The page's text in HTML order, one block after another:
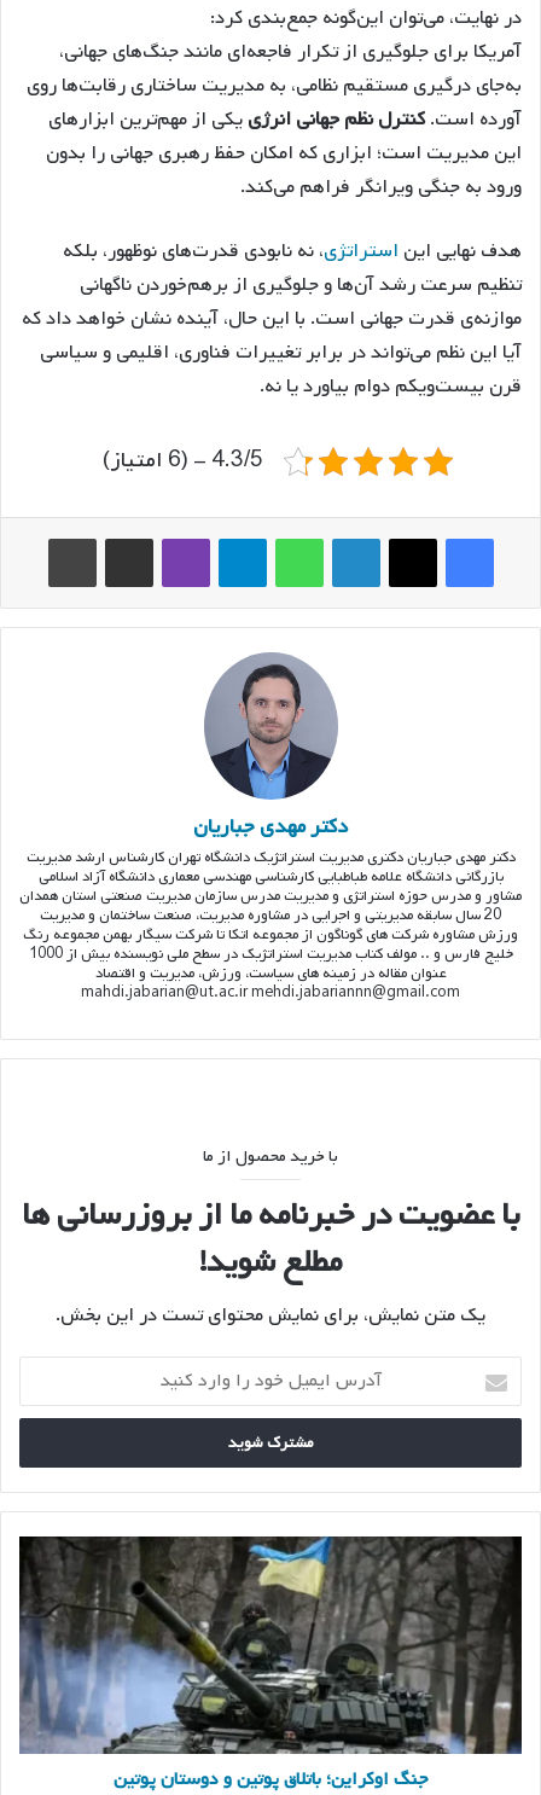
در نهایت، می‌توان این‌گونه جمع‌بندی کرد:
آمریکا برای جلوگیری از تکرار فاجعه‌ای مانند جنگ‌های جهانی،
به‌جای درگیری مستقیم نظامی، به مدیریت ساختاری رقابت‌ها روی
آورده است.کنترل نظم جهانی انرژییکی از مهم‌ترین ابزارهای
این مدیریت است؛ ابزاری که امکان حفظ رهبری جهانی را بدون
ورود به جنگی ویرانگر فراهم می‌کند.
هدف نهایی این استراتژی، نه نابودی قدرت‌های نوظهور، بلکه
تنظیم سرعت رشد آن‌ها و جلوگیری از برهم‌خوردن ناگهانی
موازنه‌ی قدرت جهانی است. با این حال، آینده نشان خواهد داد که
آیا این نظم می‌تواند در برابر تغییرات فناوری، اقلیمی و سیاسی
قرن بیست‌ویکم دوام بیاورد یا نه.
4.3/5 - (6 امتیاز)
فیس بوک ایکس لینکدین واتس آپ تلگرام وایبر اشتراک گذاری از طریق ایمیل چاپ
دکتر مهدی جباریان
دکتر مهدی جباریان دکتری مدیریت استراتژیک دانشگاه تهران کارشناس ارشد مدیریت
بازرگانی دانشگاه علامه طباطبایی کارشناسی مهندسی معماری دانشگاه آزاد اسلامی
مشاور و مدرس حوزه استراتژی و مدیریت مدرس سازمان مدیریت صنعتی استان همدان
20 سال سابقه مدیریتی و اجرایی در مشاوره مدیریت، صنعت ساختمان و مدیریت
ورزش مشاوره شرکت های گوناگون از مجموعه اتکا تا شرکت سیگار بهمن مجموعه رنگ
خلیج فارس و .. مولف کتاب مدیریت استراتژیک در سطح ملی نویسنده بیش از 1000
عنوان مقاله در زمینه های سیاست، ورزش، مدیریت و اقتصاد
mahdi.jabarian@ut.ac.ir mehdi.jabariannn@gmail.com
با خرید محصول از ما
با عضویت در خبرنامه ما از بروزرسانی ها
مطلع شوید!
یک متن نمایش، برای نمایش محتوای تست در این بخش.
آدرس
ایمیل
خود
را
کنید
جنگ
اوکراین؛
باتلاق
پوتین
دوستان
پوتین
جنگ اوکراین؛ باتلاق پوتین و دوستان پوتین